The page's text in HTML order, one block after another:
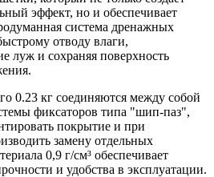
эффект, но и обеспечивает
система дренажных
отводу влаги,
луж и сохраняя поверхность
0.23 кг соединяются между собой
фиксаторов типа "шип-паз",
покрытие и при
замену отдельных
0,9 г/см³ обеспечивает
и удобства в эксплуатации.